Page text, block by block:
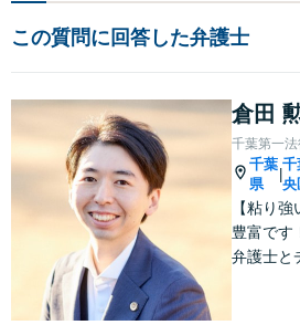
この質問に回答した弁護士
倉田
千葉第一
千葉
県
千
央
【粘り
豊富です
弁護士と